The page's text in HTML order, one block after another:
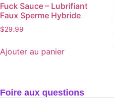
Fuck Sauce – Lubrifiant
Faux Sperme Hybride
$29.99
Ajouter au panier
Foire aux questions